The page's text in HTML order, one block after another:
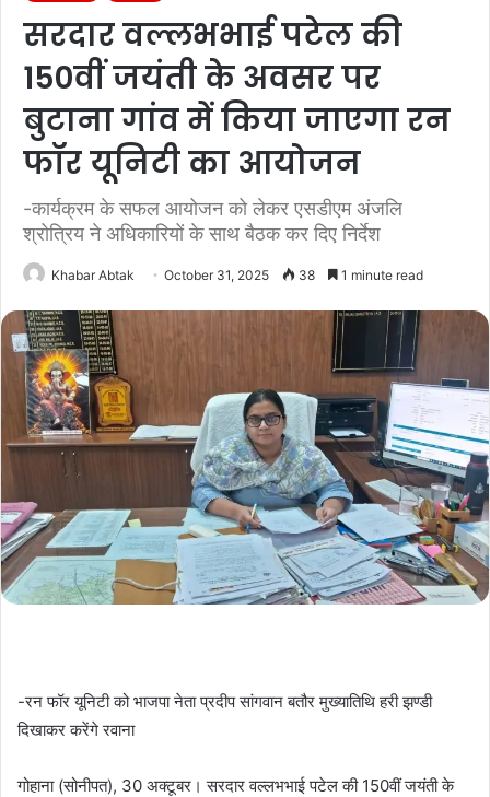
सरदार वल्लभभाई पटेल की
150वीं जयंती के अवसर पर
बुटाना गांव में किया जाएगा रन
फॉर यूनिटी का आयोजन
-कार्यक्रम के सफल आयोजन को लेकर एसडीएम अंजलि
श्रोत्रिय ने अधिकारियों के साथ बैठक कर दिए निर्देश
Khabar Abtak October 31, 2025 38 1 minute read
-रन फॉर यूनिटी को भाजपा नेता प्रदीप सांगवान बतौर मुख्यातिथि हरी झण्डी
दिखाकर करेंगे रवाना
गोहाना (सोनीपत), 30 अक्टूबर। सरदार वल्लभभाई पटेल की 150वीं जयंती के